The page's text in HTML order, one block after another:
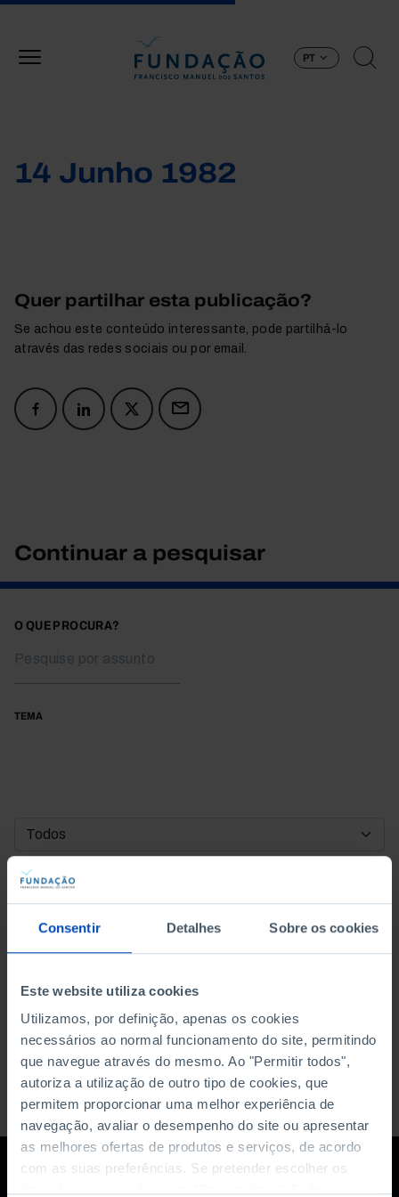
Consentir Detalhes Sobre os cookies
Este website utiliza cookies
Utilizamos, por definição, apenas os cookies
necessários ao normal funcionamento do site, permitindo
que navegue através do mesmo. Ao "Permitir todos",
autoriza a utilização de outro tipo de cookies, que
permitem proporcionar uma melhor experiência de
navegação, avaliar o desempenho do site ou apresentar
as melhores ofertas de produtos e serviços, de acordo
com as suas preferências. Se pretender escolher os
PT
14 Junho 1982
Quer partilhar esta publicação?
Se achou este conteúdo interessante, pode partilhá-lo
através das redes sociais ou por email.
Continuar a pesquisar
O QUE PROCURA?
TEMA
DATA DE INÍCIO
DATA DE FIM